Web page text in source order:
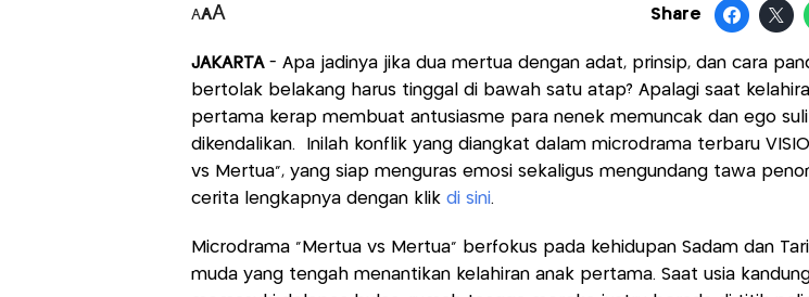
AAA Share
JAKARTA- Apa jadinya jika dua mertua dengan adat, prinsip, dan cara
bertolak belakang harus tinggal di bawah satu atap? Apalagi saat
pertama kerap membuat antusiasme para nenek memuncak dan ego
dikendalikan. Inilah konflik yang diangkat dalam microdrama terbaru
vs Mertua”, yang siap menguras emosi sekaligus mengundang tawa
cerita lengkapnya dengan klik di sini.
Microdrama “Mertua vs Mertua” berfokus pada kehidupan Sadam dan
muda yang tengah menantikan kelahiran anak pertama. Saat usia